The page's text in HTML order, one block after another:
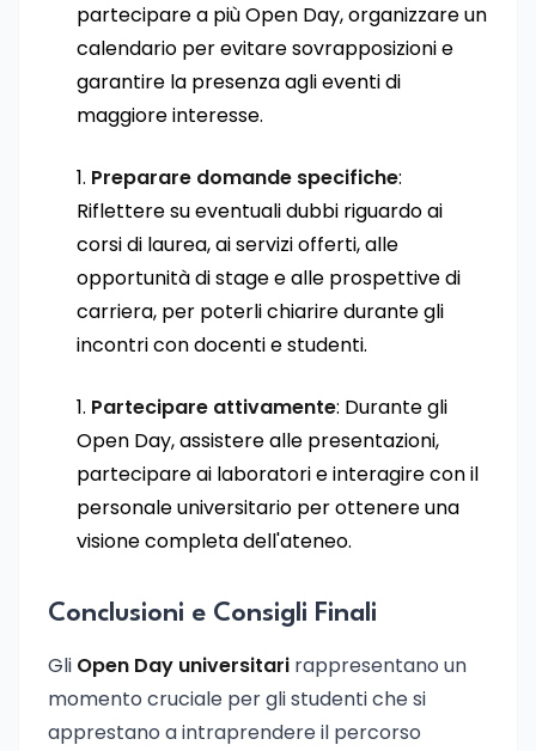
partecipare a più Open Day, organizzare un
calendario per evitare sovrapposizioni e
garantire la presenza agli eventi di
maggiore interesse.
Preparare domande specifiche:
Riflettere su eventuali dubbi riguardo ai
corsi di laurea, ai servizi offerti, alle
opportunità di stage e alle prospettive di
carriera, per poterli chiarire durante gli
incontri con docenti e studenti.
Partecipare attivamente: Durante gli
Open Day, assistere alle presentazioni,
partecipare ai laboratori e interagire con il
personale universitario per ottenere una
visione completa dell'ateneo.
Conclusioni e Consigli Finali
Gli Open Day universitari rappresentano un
momento cruciale per gli studenti che si
apprestano a intraprendere il percorso